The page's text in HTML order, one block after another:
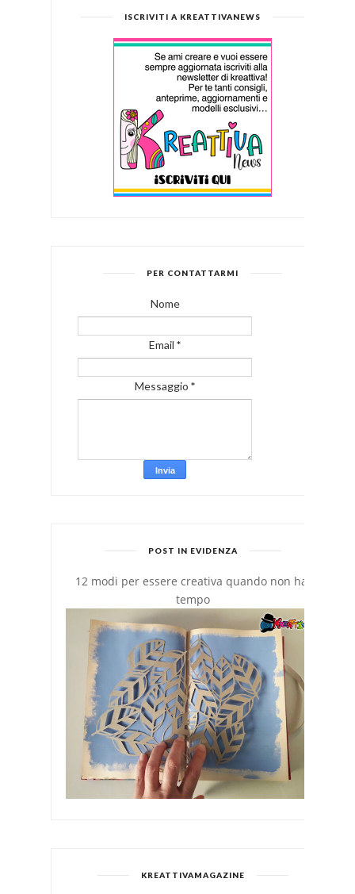
ISCRIVITI A KREATTIVANEWS
PER CONTATTARMI
Nome
Email *
Messaggio *
POST IN EVIDENZA
12 modi per essere creativa quando non hai
tempo
KREATTIVAMAGAZINE